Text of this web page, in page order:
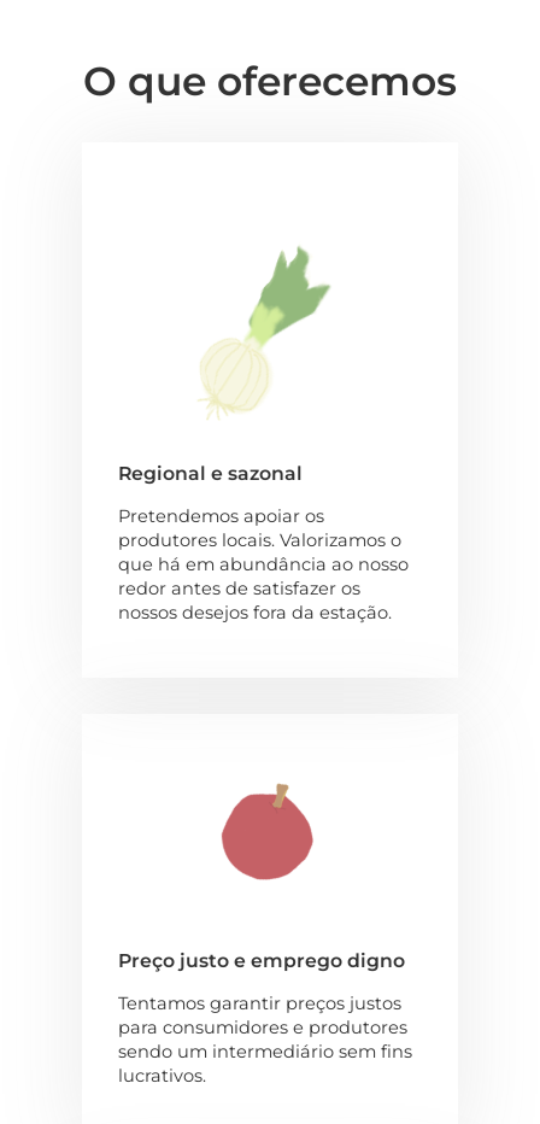
O que oferecemos
Regional e sazonal
Pretendemos apoiar os
produtores locais. Valorizamos o
que há em abundância ao nosso
redor antes de satisfazer os
nossos desejos fora da estação.
Preço justo e emprego digno
Tentamos garantir preços justos
para consumidores e produtores
sendo um intermediário sem fins
lucrativos.